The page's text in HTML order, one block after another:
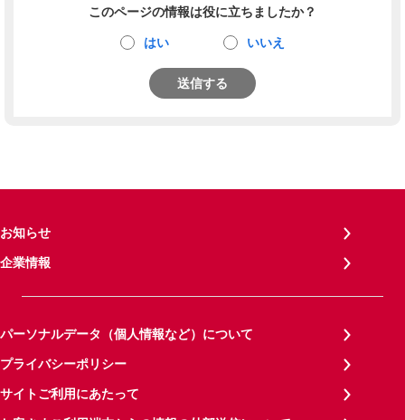
このページの情報は役に立ちましたか？
はい いいえ
送信する
お知らせ
企業情報
パーソナルデータ（個人情報など）について
プライバシーポリシー
サイトご利用にあたって